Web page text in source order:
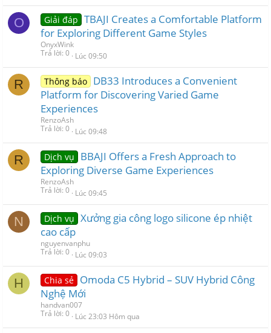
O Giải đáp TBAJI Creates a Comfortable Platform
for Exploring Different Game Styles
OnyxWink
Trả lời 0 Lúc 09:50
R Thông báo DB33 Introduces a Convenient
Platform for Discovering Varied Game
Experiences
RenzoAsh
Trả lời 0 Lúc 09:48
R Dịch vụ
BBAJI Offers a Fresh Approach to
Exploring Diverse Game Experiences
RenzoAsh
Trả lời 0 Lúc 09:45
N Dịch vụ Xưởng gia công logo silicone ép nhiệt
cao cấp
nguyenvanphu
Trả lời 0 Lúc 09:03
H Chia sẻ Omoda C5 Hybrid – SUV Hybrid Công
Nghệ Mới
handvan007
Trả lời 0 Lúc 23:03 Hôm qua